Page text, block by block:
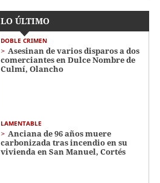
LO ÚLTIMO
DOBLE CRIMEN
Asesinan de varios disparos a dos
comerciantes en Dulce Nombre de
Culmí, Olancho
LAMENTABLE
Anciana de 96 años muere
carbonizada tras incendio en su
vivienda en San Manuel, Cortés